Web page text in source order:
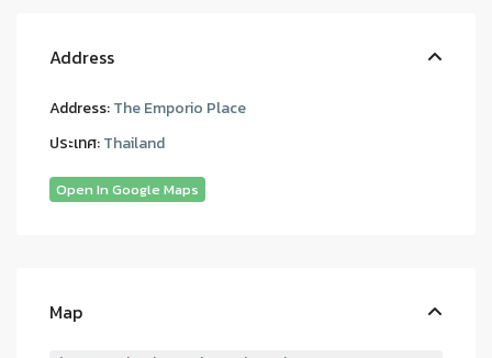
Address
Address:The Emporio Place
ประเทศ:Thailand
Open In Google Maps
Map